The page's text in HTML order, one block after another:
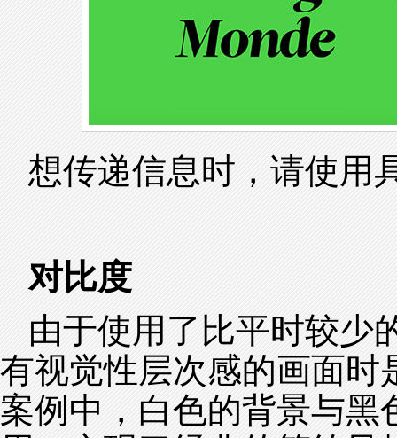
想传递信息时，请使用
对比度
由于使用了比平时较少
有视觉性层次感的画面时
案例中，白色的背景与黑